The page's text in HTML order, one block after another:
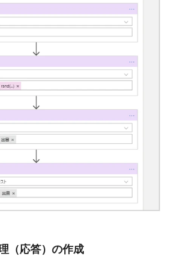
（応答）の作成